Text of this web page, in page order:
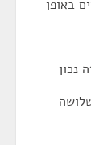
באופן
נכון